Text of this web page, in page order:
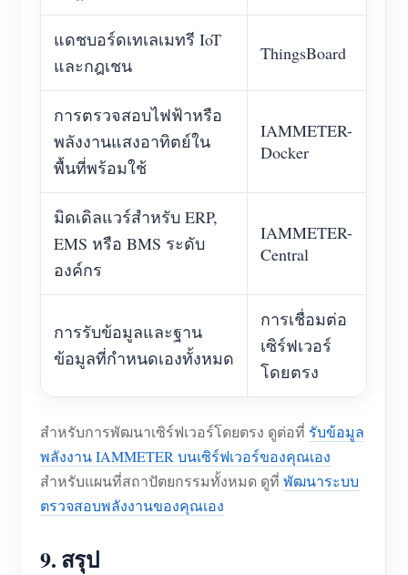
แดชบอร์ดเทเลเมทรี IoT
และกฎเชน
ThingsBoard
การตรวจสอบไฟฟ้าหรือ
พลังงานแสงอาทิตย์ใน
พื้นที่พร้อมใช้
IAMMETER-
Docker
มิดเดิลแวร์สำหรับ ERP,
EMS หรือ BMS ระดับ
องค์กร
IAMMETER-
Central
การรับข้อมูลและฐาน
ข้อมูลที่กำหนดเองทั้งหมด
การเชื่อมต่อ
เซิร์ฟเวอร์
โดยตรง
สำหรับการพัฒนาเซิร์ฟเวอร์โดยตรง ดูต่อที่ รับข้อมูล
พลังงาน IAMMETER บนเซิร์ฟเวอร์ของคุณเอง
สำหรับแผนที่สถาปัตยกรรมทั้งหมด ดูที่ พัฒนาระบบ
ตรวจสอบพลังงานของคุณเอง
9. สรุป